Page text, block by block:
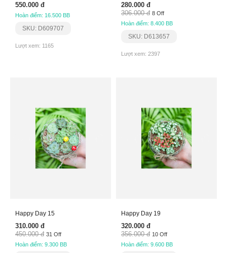
550.000 đ
Hoàn điểm: 16.500 BB
SKU: D609707
Lượt xem: 1165
280.000 đ
306.000 đ 8 Off
Hoàn điểm: 8.400 BB
SKU: D613657
Lượt xem: 2397
Happy Day 15
310.000 đ
450.000 đ 31 Off
Hoàn điểm: 9.300 BB
Happy Day 19
320.000 đ
356.000 đ 10 Off
Hoàn điểm: 9.600 BB